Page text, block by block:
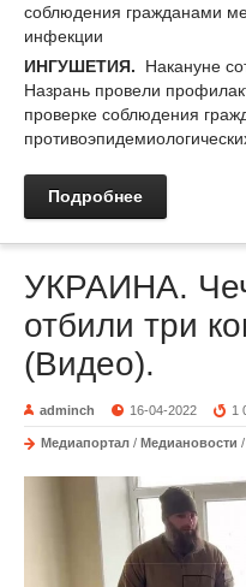
ИНГУШЕТИЯ.
Накануне
Назрань провели
проверке соблюдения
Подробнее
УКРАИНА.
отбили три
(Видео).
adminch 16-04-2022 1
Медиапортал / Медиановости /